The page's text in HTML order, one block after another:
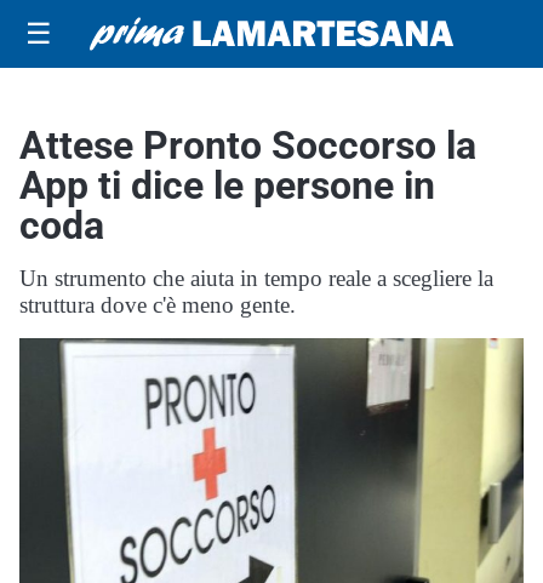
☰
Attese Pronto Soccorso la
App ti dice le persone in
coda
Un strumento che aiuta in tempo reale a scegliere la
struttura dove c'è meno gente.